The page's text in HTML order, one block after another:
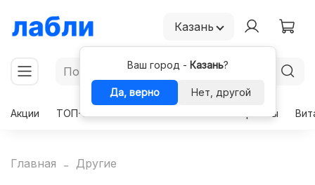
Казань
Ваш город - Казань?
Да, верно
Нет, другой
Акции
ТОП-50 Гормоны
Главная Другие